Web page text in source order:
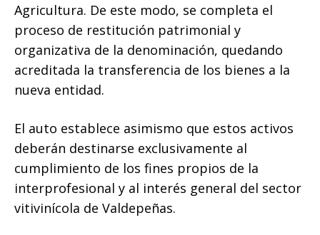
Agricultura. De este modo, se completa el
proceso de restitución patrimonial y
organizativa de la denominación, quedando
acreditada la transferencia de los bienes a la
nueva entidad.
El auto establece asimismo que estos activos
deberán destinarse exclusivamente al
cumplimiento de los fines propios de la
interprofesional y al interés general del sector
vitivinícola de Valdepeñas.